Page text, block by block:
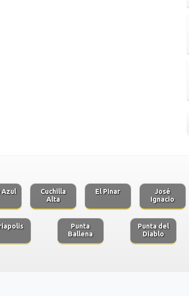
Azul
Cuchilla
Alta
El Pinar
José
Ignacio
Punta
Ballena
Punta del
Diablo